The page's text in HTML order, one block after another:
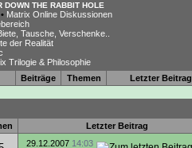
DOWN THE RABBIT HOLE
• Matrix Online Diskussionen
Tausche, Verschenke..
der Realität
Trilogie & Philosophie
Beiträge Themen Letzter Beitrag
Letzter Beitrag
29.12.2007 14:03